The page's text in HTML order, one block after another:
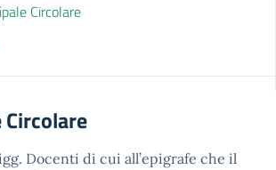
Circolare
Docenti di cui all’epigrafe che il